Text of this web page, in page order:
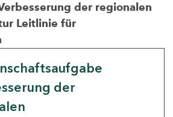
der regionalen
Leitlinie für
der